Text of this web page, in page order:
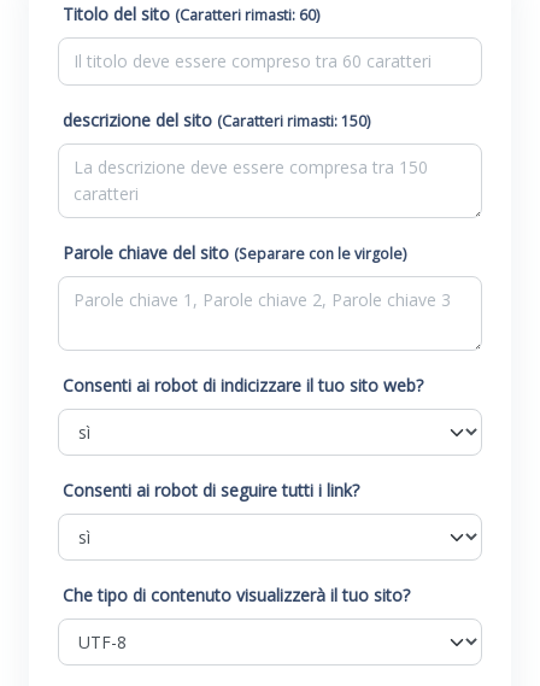
Titolo del sito (Caratteri rimasti: 60)
descrizione del sito (Caratteri rimasti: 150)
Parole chiave del sito (Separare con le virgole)
Consenti ai robot di indicizzare il tuo sito web?
Consenti ai robot di seguire tutti i link?
Che tipo di contenuto visualizzerà il tuo sito?